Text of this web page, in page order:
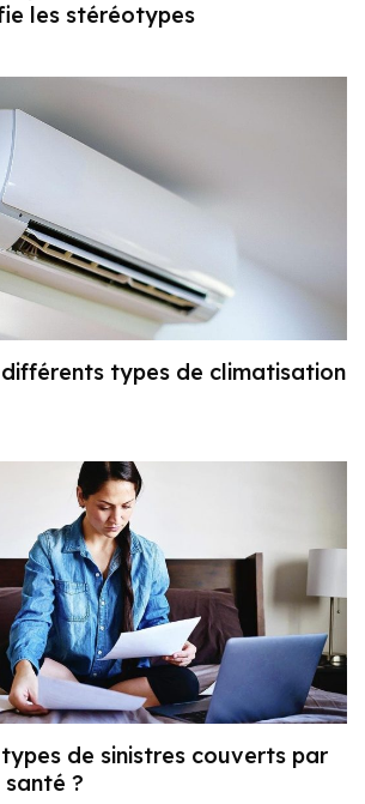
les stéréotypes
types de climatisation
de sinistres couverts par
santé ?